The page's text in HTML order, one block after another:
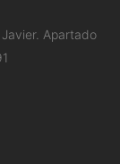
Apartado